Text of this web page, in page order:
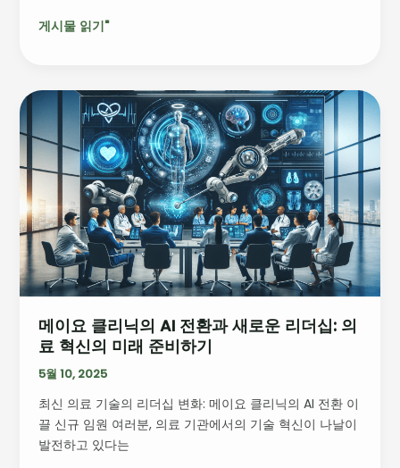
요
게시물 읽기"
메이요 클리닉의 AI 전환과 새로운 리더십: 의
료 혁신의 미래 준비하기
5월 10, 2025
최신 의료 기술의 리더십 변화: 메이요 클리닉의 AI 전환 이
끌 신규 임원 여러분, 의료 기관에서의 기술 혁신이 나날이
발전하고 있다는
메
이
요
클
리
닉
의
AI
전
환
새
로
운
더
십:
의